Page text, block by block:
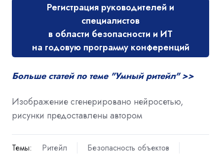
Регистрация руководителей и
специалистов
в области безопасности и ИТ
на годовую программу конференций
Больше статей по теме "Умный ритейл" >>
Изображение сгенерировано нейросетью,
рисунки предоставлены автором
Темы: Ритейл
Безопасность объектов